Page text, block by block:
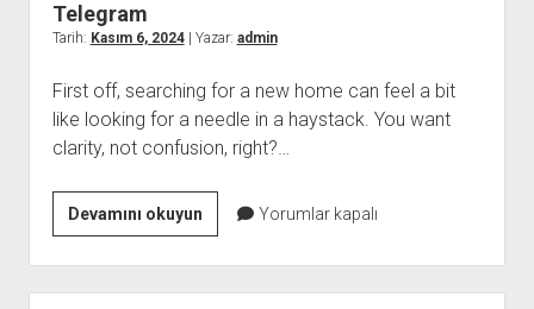
Oynamak
mi
Telegram
Tarih: Kasım 6, 2024| Yazar: admin
First off, searching for a new home can feel a bit
like looking for a needle in a haystack. You want
clarity, not confusion, right?…
Devamını okuyunExploring
the
Best
Real
Yorumlar kapalı